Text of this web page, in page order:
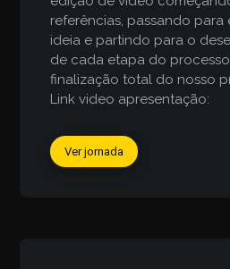
referências, passando
ideia e partindo para o
de cada etapa do
finalização total do nosso
Link video apresentação:
Ver jornada